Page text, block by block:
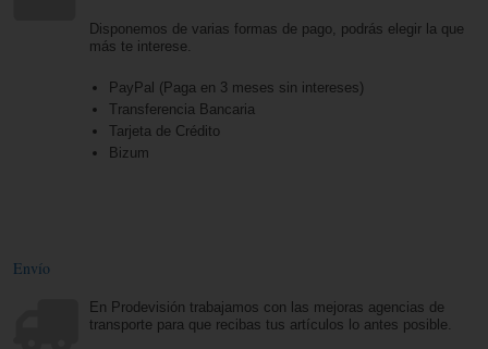
Disponemos de varias formas de pago, podrás elegir la que
más te interese.
PayPal (Paga en 3 meses sin intereses)
Transferencia Bancaria
Tarjeta de Crédito
Bizum
Envío
En Prodevisión trabajamos con las mejoras agencias de
transporte para que recibas tus artículos lo antes posible.